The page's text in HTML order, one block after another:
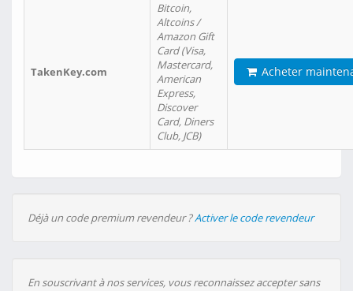
TakenKey.com
Bitcoin,
Altcoins /
Amazon Gift
Card (Visa,
Mastercard,
American
Express,
Discover
Card, Diners
Club, JCB)
Acheter
Déjà un code premium revendeur ?Activer le code revendeur
En souscrivant à nos services, vous reconnaissez accepter sans